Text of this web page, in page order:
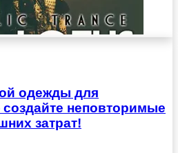
одежды для
неповторимые
затрат!